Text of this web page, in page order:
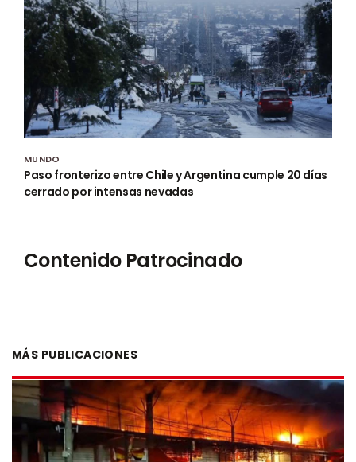
MUNDO
Paso fronterizo entre Chile y Argentina cumple 20 días
cerrado por intensas nevadas
Contenido Patrocinado
MÁS PUBLICACIONES